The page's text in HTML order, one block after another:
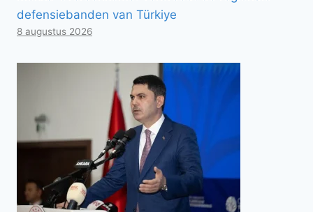
defensiebanden van Türkiye
8 augustus 2026